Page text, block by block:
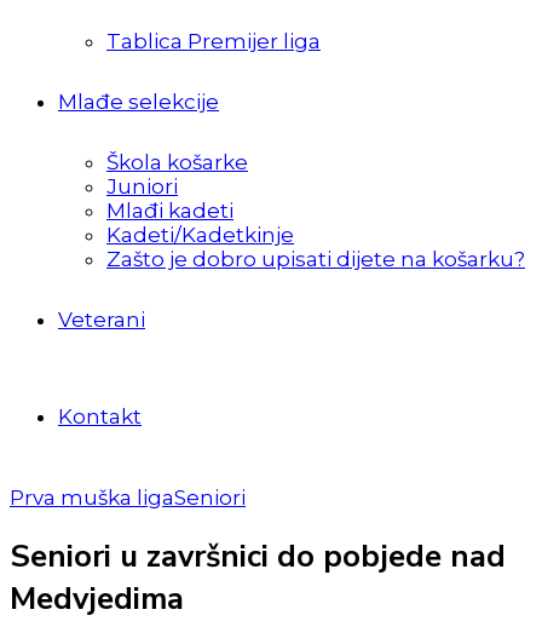
Tablica Premijer liga
Mlađe selekcije
Škola košarke
Juniori
Mlađi kadeti
Kadeti/Kadetkinje
Zašto je dobro upisati dijete na košarku?
Veterani
Kontakt
Prva muška ligaSeniori
Seniori u završnici do pobjede nad
Medvjedima